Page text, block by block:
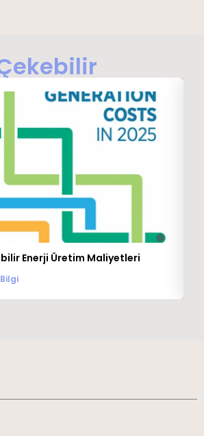
Enerji Üretim Maliyetleri